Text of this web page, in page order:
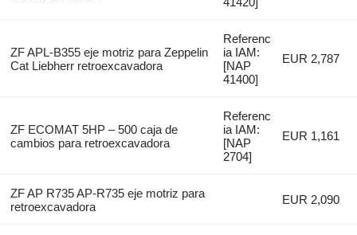
ZF APL-B355 eje motriz para Zeppelin
Cat Liebherr retroexcavadora
Referenc
ia IAM:
[NAP
41400]
EUR 2,787
ZF ECOMAT 5HP – 500 caja de
cambios para retroexcavadora
Referenc
ia IAM:
[NAP
2704]
EUR 1,161
ZF AP R735 AP-R735 eje motriz para
retroexcavadora
EUR 2,090